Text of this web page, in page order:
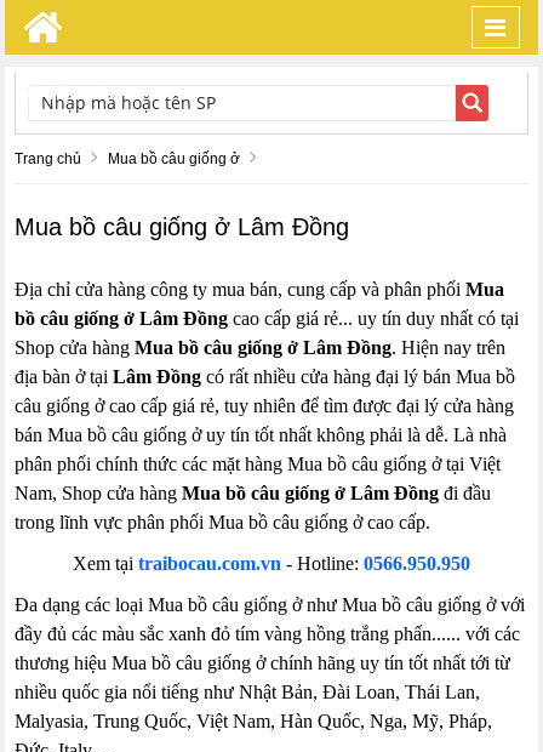
TÌM KIẾM
Trang chủ Mua bồ câu giống ở
Mua bồ câu giống ở Lâm Đồng
Địa chỉ cửa hàng công ty mua bán, cung cấp và phân phốiMua
bồ câu giống ở Lâm Đồng cao cấp giá rẻ... uy tín duy nhất có tại
Shop cửa hàngMua bồ câu giống ở Lâm Đồng. Hiện nay trên
địa bàn ở tạiLâm Đồng có rất nhiều cửa hàng đại lý bán Mua bồ
câu giống ở cao cấp giá rẻ, tuy nhiên để tìm được đại lý cửa hàng
bán Mua bồ câu giống ở uy tín tốt nhất không phải là dễ. Là nhà
phân phối chính thức các mặt hàng Mua bồ câu giống ở tại Việt
Nam, Shop cửa hàngMua bồ câu giống ở Lâm Đồng đi đầu
trong lĩnh vực phân phối Mua bồ câu giống ở cao cấp.
Xem tại traibocau.com.vn - Hotline: 0566.950.950
Đa dạng các loại Mua bồ câu giống ở như Mua bồ câu giống ở với
đầy đủ các màu sắc xanh đỏ tím vàng hồng trắng phấn...... với các
thương hiệu Mua bồ câu giống ở chính hãng uy tín tốt nhất tới từ
nhiều quốc gia nổi tiếng như Nhật Bản, Đài Loan, Thái Lan,
Malyasia, Trung Quốc, Việt Nam, Hàn Quốc, Nga, Mỹ, Pháp,